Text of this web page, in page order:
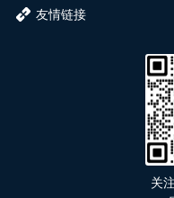
友情链接
关